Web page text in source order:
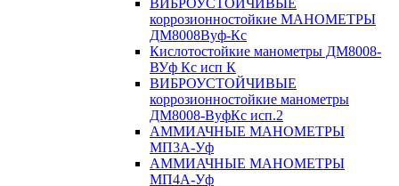
ВИБРОУСТОЙЧИВЫЕ
коррозионностойкие МАНОМЕТРЫ
ДМ8008Вуф-Кс
Кислотостойкие манометры ДМ8008-
ВУф Кс исп К
ВИБРОУСТОЙЧИВЫЕ
коррозионностойкие манометры
ДМ8008-ВуфКс исп.2
АММИАЧНЫЕ МАНОМЕТРЫ
МП3А-Уф
АММИАЧНЫЕ МАНОМЕТРЫ
МП4А-Уф